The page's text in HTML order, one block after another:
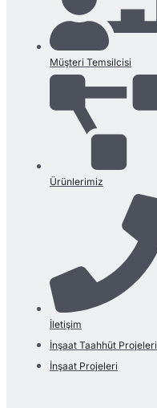
Müşteri Temsilcisi
Ürünlerimiz
İletişim
İnşaat Taahhüt Projeleri
İnşaat Projeleri